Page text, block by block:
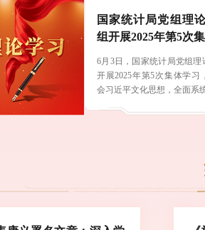
国家统计局党组理
组开展2025年第5次
6月3日，国家统计局党组理
开展2025年第5次集体学习
会习近平文化思想，全面系